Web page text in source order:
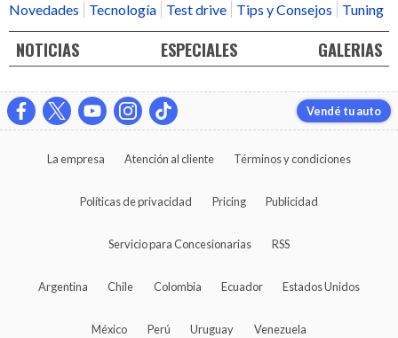
Novedades
Tecnología Test drive Tips y Consejos Tuning
NOTICIAS ESPECIALES GALERIAS
Vendé tu auto
La empresa Atención al cliente Términos y condiciones
Políticas de privacidad Pricing Publicidad
Servicio para Concesionarias RSS
Argentina Chile Colombia Ecuador Estados Unidos
México Perú Uruguay Venezuela